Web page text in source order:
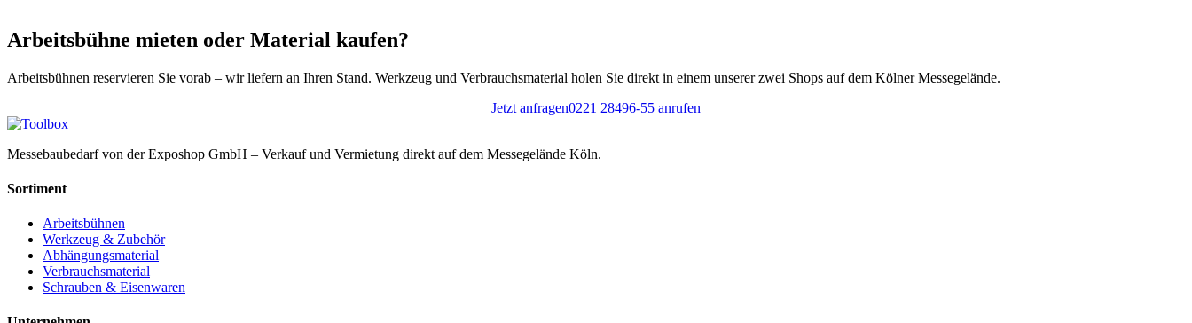
Arbeitsbühne mieten oder Material kaufen?
Arbeitsbühnen reservieren Sie vorab – wir liefern an Ihren Stand. Werkzeug und Verbrauchsmaterial holen Sie direkt in einem unserer zwei Shops auf dem Kölner Messegelände.
Jetzt anfragen0221 28496-55 anrufen
Messebaubedarf von der Exposhop GmbH – Verkauf und Vermietung direkt auf dem Messegelände Köln.
Sortiment
Arbeitsbühnen
Werkzeug & Zubehör
Abhängungsmaterial
Verbrauchsmaterial
Schrauben & Eisenwaren